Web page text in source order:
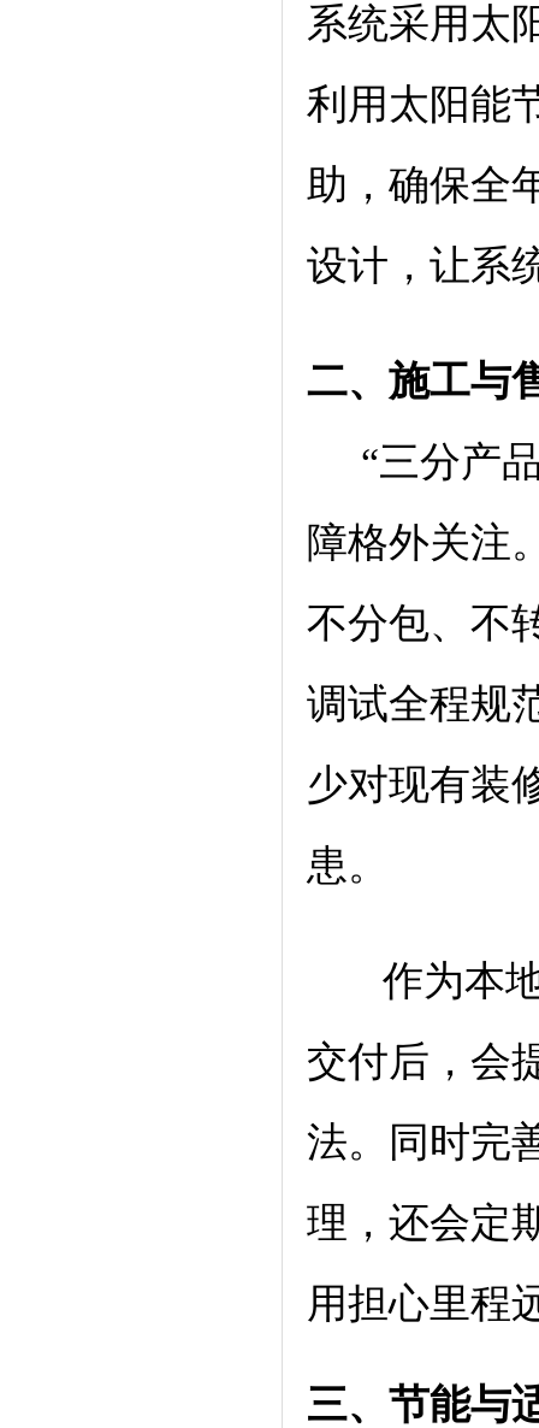
系统采用太
利用太阳能
助，确保全
设计，让系
二、施工与
“三分产品
障格外关注
不分包、不
调试全程规
少对现有装
患。
作为本地
交付后，会
法。同时完
理，还会定
用担心里程
三、 节能与